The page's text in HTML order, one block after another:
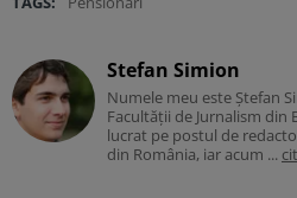
Stefan Simion
Numele meu este Ștefan
Facultății de Jurnalism din
lucrat pe postul de
din România, iar acum ...